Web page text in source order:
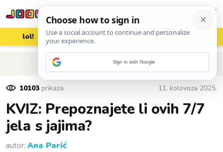
lol! aww vrh! woot?!
POVRATAK NA ČLANAK
10103 prikaza 11. kolovoza 2025.
KVIZ: Prepoznajete li ovih 7/7
jela s jajima?
autor: Ana Parić
Sign in with Google